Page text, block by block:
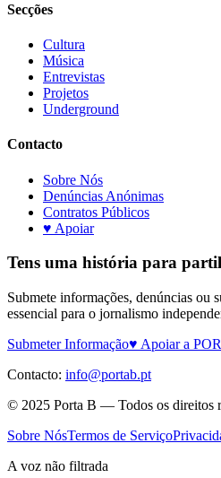
Secções
Cultura
Música
Entrevistas
Projetos
Underground
Contacto
Sobre Nós
Denúncias Anónimas
Contratos Públicos
♥ Apoiar
Tens uma história para
Submete informações, denúncias ou
essencial para o jornalismo
Submeter Informação♥ Apoiar a
Contacto: info@portab.pt
© 2025 Porta B — Todos os direitos
Sobre NósTermos de Serviço
A voz não filtrada